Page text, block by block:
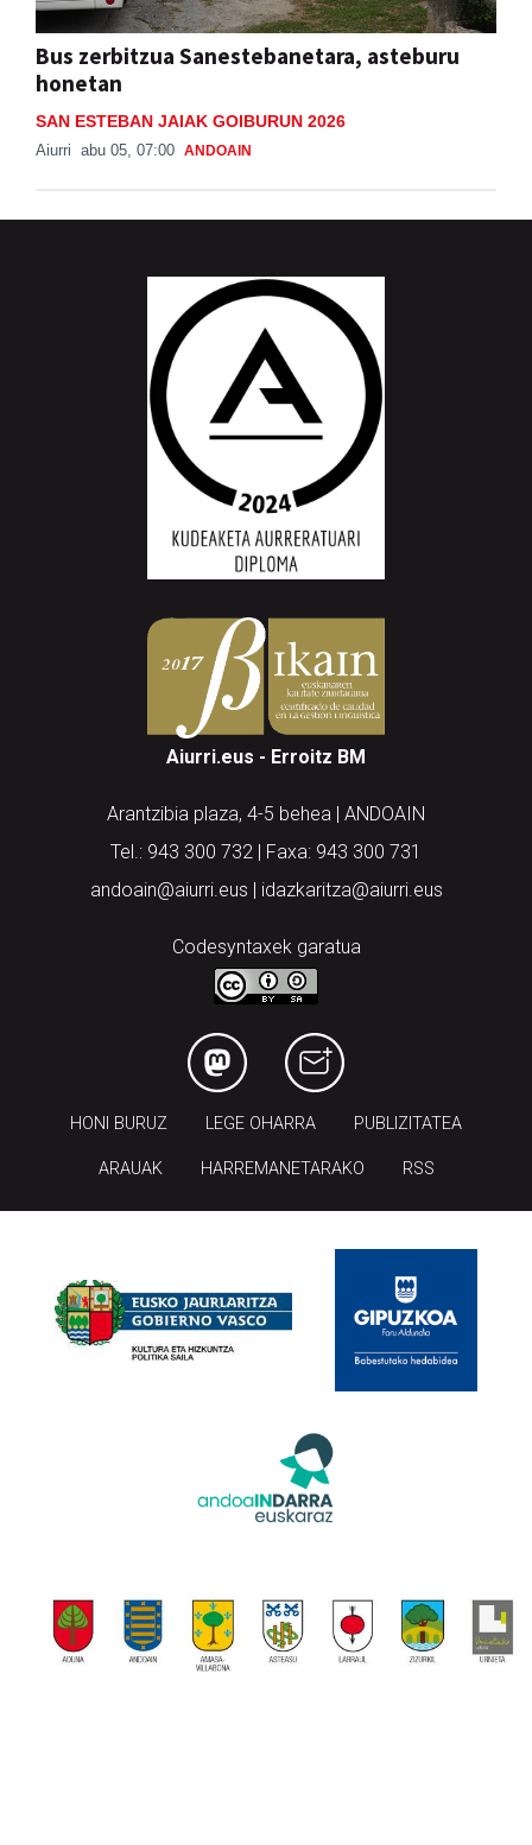
Bus zerbitzua Sanestebanetara, asteburu
honetan
SAN ESTEBAN JAIAK GOIBURUN 2026
Aiurri abu 05, 07:00 ANDOAIN
Aiurri.eus - Erroitz BM
Arantzibia plaza, 4-5 behea | ANDOAIN
Tel.: 943 300 732 | Faxa: 943 300 731
andoain@aiurri.eus | idazkaritza@aiurri.eus
Codesyntaxek garatua
HONI BURUZ LEGE OHARRA PUBLIZITATEA
ARAUAK HARREMANETARAKO RSS